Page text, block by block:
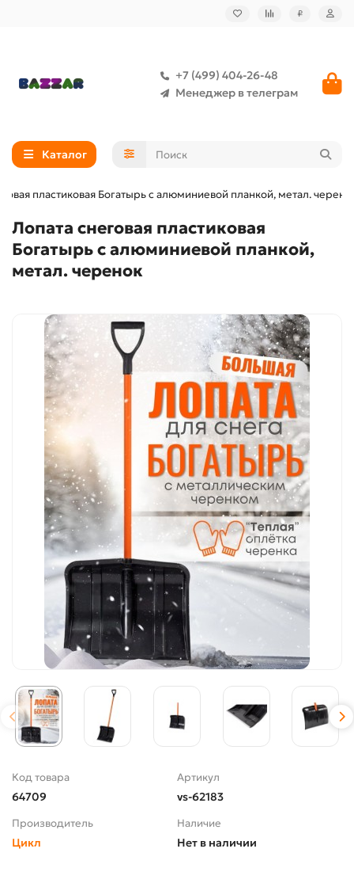
₽
+7 (499) 404-26-48
Менеджер в телеграм
Каталог
пластиковая Богатырь с алюминиевой планкой, метал.
Лопата снеговая пластиковая
Богатырь с алюминиевой планкой,
метал. черенок
Код товара
64709
Артикул
vs-62183
Производитель
Цикл
Наличие
Нет в наличии